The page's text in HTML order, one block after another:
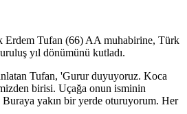
Erdem Tufan (66) AA muhabirine, Türk
yıl dönümünü kutladı.
Tufan, 'Gurur duyuyoruz. Koca
birisi. Uçağa onun isminin
Buraya yakın bir yerde oturuyorum. Her